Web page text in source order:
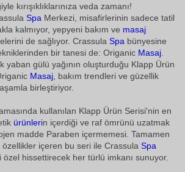
kırışıklıklarınıza veda zamanı!
Spa Merkezi, misafirlerinin sadece tatil
kalmıyor, yepyeni bakım ve masaj
de sağlıyor. Crassula Spa bünyesine
bir tanesi de: Origanic Masaj
yaban gülü yağının oluşturduğu Klapp Ürün
Masaj , bakım trendleri ve güzellik
birleştiriyor.
kullanılan Klapp Ürün Serisi'nin en
ürünlerin içerdiği ve raf ömrünü uzatmak
madde Paraben içermemesi. Tamamen
içeren bu seri ile Crassula Spa
hissettirecek her türlü imkanı sunuyor.